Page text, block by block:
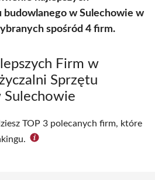
w Sulechowie w
spośród 4 firm.
Firm w
Sprzętu
Sulechowie
TOP 3 polecanych firm, które